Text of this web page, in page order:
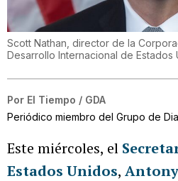
Scott Nathan, director de la
Desarrollo Internacional de Estados
Por El Tiempo / GDA
Periódico miembro del Grupo de
Este miércoles, el
Estados Unidos,